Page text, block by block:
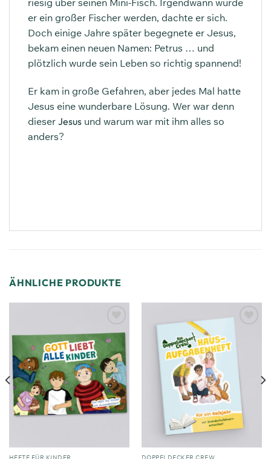
riesig über seinen Mini-Fisch. Irgendwann würde
er ein großer Fischer werden, dachte er sich.
Doch einige Jahre später begegnete er Jesus,
bekam einen neuen Namen: Petrus … und
plötzlich wurde sein Leben so richtig spannend!
Er kam in große Gefahren, aber jedes Mal hatte
Jesus eine wunderbare Lösung. Wer war denn
dieser Jesus und warum war mit ihm alles so
anders?
ÄHNLICHE PRODUKTE
Zum
Merkzettel
hinzufügen
HEFTE FÜR KINDER
Merkzettel
hinzufügen
DOPPELDECKER CREW